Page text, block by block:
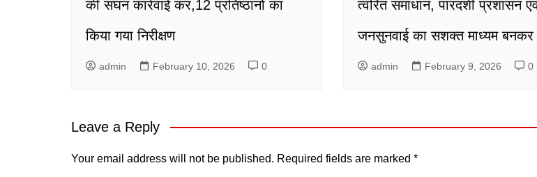
की सघन कार्रवाई कर,12 प्रतिष्ठानों का
किया गया निरीक्षण
admin February 10, 2026 0
त्वरित समाधान, पारदर्शी प्रशासन
जनसुनवाई का सशक्त माध्यम बनकर
admin February 9, 2026 0
Leave a Reply
Your email address will not be published. Required fields are marked *